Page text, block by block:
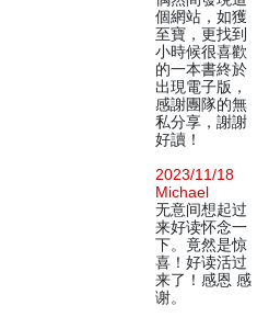
個網站，如獲
至寶，更找到
小時候很喜歡
的一本書終於
出現電子版，
感謝團隊的無
私分享，謝謝
好讀！
2023/11/18
Michael
无意间想起过
来好读怀念一
下。竟然是惊
喜！好读活过
来了！感恩 感
谢。